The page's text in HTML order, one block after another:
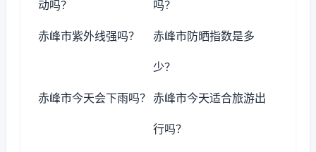
动吗？ 吗？
赤峰市紫外线强吗？ 赤峰市防晒指数是多
少？
赤峰市今天会下雨吗？ 赤峰市今天适合旅游出
行吗？